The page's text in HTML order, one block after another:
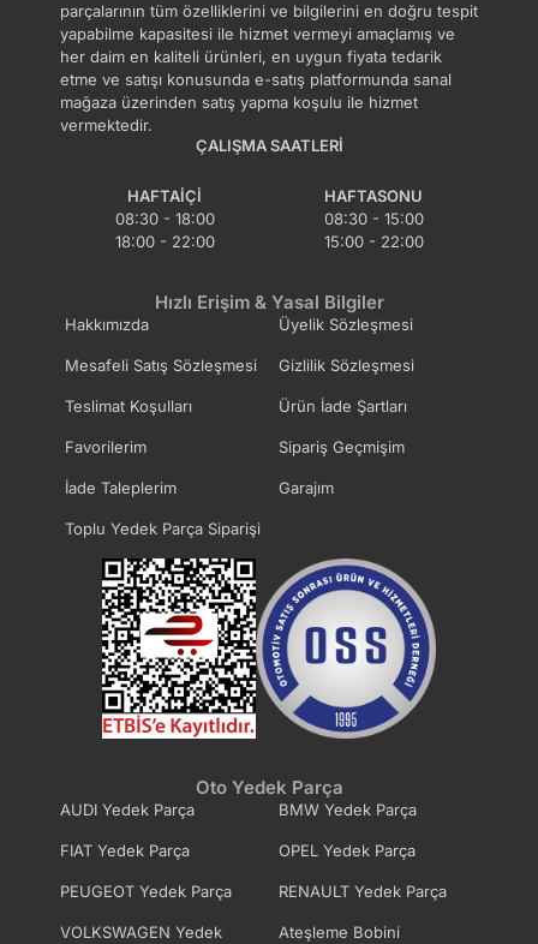
parçalarının tüm özelliklerini ve bilgilerini en doğru tespit
yapabilme kapasitesi ile hizmet vermeyi amaçlamış ve
her daim en kaliteli ürünleri, en uygun fiyata tedarik
etme ve satışı konusunda e-satış platformunda sanal
mağaza üzerinden satış yapma koşulu ile hizmet
vermektedir.
ÇALIŞMA SAATLERI
HAFTAIÇI
08:30 - 18:00
18:00 - 22:00
HAFTASONU
08:30 - 15:00
15:00 - 22:00
Hızlı Erişim & Yasal Bilgiler
Hakkımızda Üyelik Sözleşmesi
Mesafeli Satış Sözleşmesi Gizlilik Sözleşmesi
Teslimat Koşulları Ürün İade Şartları
Favorilerim Sipariş Geçmişim
İade Taleplerim Garajım
Toplu Yedek Parça Siparişi
Oto Yedek Parça
AUDI Yedek Parça BMW Yedek Parça
FIAT Yedek Parça OPEL Yedek Parça
PEUGEOT Yedek Parça RENAULT Yedek Parça
VOLKSWAGEN Yedek
Ateşleme Bobini